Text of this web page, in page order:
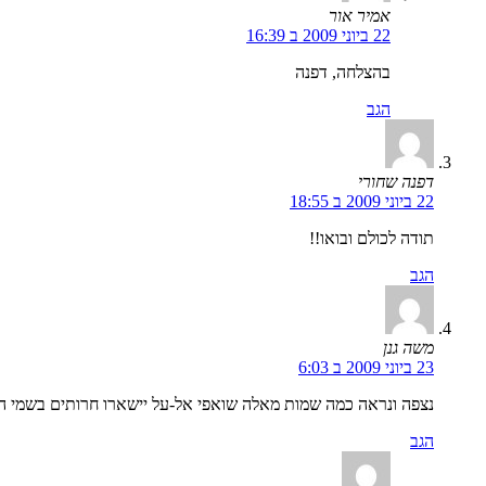
אמיר אור
22 ביוני 2009 ב 16:39
בהצלחה, דפנה
הגב
דפנה שחורי
22 ביוני 2009 ב 18:55
תודה לכולם ובואו!!
הגב
משה גנן
23 ביוני 2009 ב 6:03
נצפה ונראה כמה שמות מאלה שואפי אל-על יישארו חרותים
הגב